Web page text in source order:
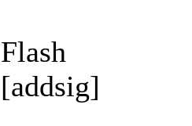
Flash
[addsig]